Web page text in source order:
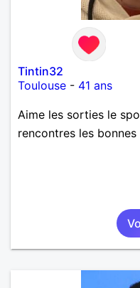
Tintin32
Toulouse - 41 ans
Aime les sorties le
rencontres les